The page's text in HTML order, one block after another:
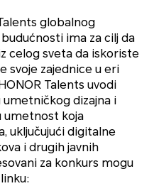
globalnog
ima za cilj da
celog sveta da iskoriste
svoje zajednice u eri
Talents uvodi
dizajna i
umetnost koja
uključujući digitalne
i drugih javnih
za konkurs mogu